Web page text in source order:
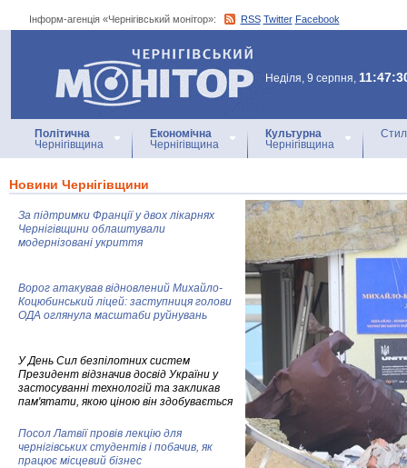
Інформ-агенція «Чернігівський монітор»: RSS Twitter Facebook
Інформ-агенція
«Чернігівський монітор»
Неділя, 9 серпня,
Політична
Чернігівщина
Економічна
Чернігівщина
Культурна
Чернігівщина
Новини Чернігівщини
За підтримки Франції у двох лікарнях
Чернігівщини облаштували
модернізовані укриття
Ворог атакував відновлений Михайло-
Коцюбинський ліцей: заступниця голови
ОДА оглянула масштаби руйнувань
У День Сил безпілотних систем
Президент відзначив досвід України у
застосуванні технологій та закликав
пам'ятати, якою ціною він здобувається
Посол Латвії провів лекцію для
чернігівських студентів і побачив, як
працює місцевий бізнес